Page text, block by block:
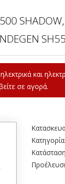
και
σε αγορά.
Κατηγορία: